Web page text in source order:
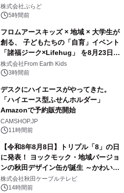
サウナも 「THE BOXY AWAJI」のお
得な素泊まり連泊プランで
株式会社ぷらど
5時間前
フロムアースキッズ × 地域 × 大学生が
創る、 子どもたちの「自育」イベント
「諸福ジーク×Lifehug」 を8月23日
(日)開催
株式会社From Earth Kids
3時間前
デスクにハイエースがやってきた。
「ハイエース型ふせんホルダー」
Amazonで予約販売開始
CAMSHOP.JP
11時間前
【令和8年8月8日】トリプル「8」の日
に発表！ ヨックモック・地域バージョ
ンの秋田デザイン缶が誕生 ～かわいい
秋田犬の子犬と秋田の四季と名所を巡
るパッケージ～ 9月1日(火)秋田県内で
株式会社秋田ケーブルテレビ
14時間前